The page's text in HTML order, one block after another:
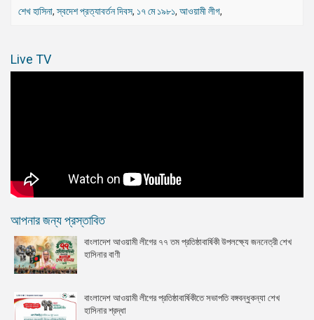
শেখ হাসিনা,স্বদেশ প্রত্যাবর্তন দিবস, ১৭ মে ১৯৮১, আওয়ামী লীগ,
Live TV
আপনার জন্য প্রস্তাবিত
বাংলাদেশ আওয়ামী লীগের ৭৭ তম প্রতিষ্ঠাবার্ষিকী উপলক্ষ্যে জননেত্রী শেখ
হাসিনার বাণী
বাংলাদেশ আওয়ামী লীগের প্রতিষ্ঠাবার্ষিকীতে সভাপতি বঙ্গবন্ধুকন্যা শেখ
হাসিনার শ্রদ্ধা